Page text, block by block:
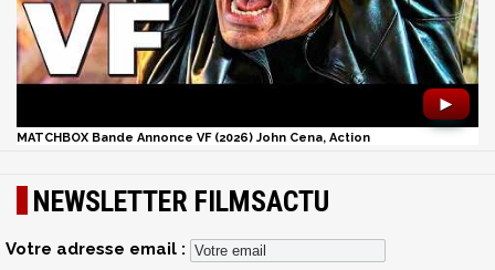
►
MATCHBOX Bande Annonce VF (2026) John Cena, Action
NEWSLETTER FILMSACTU
Votre adresse email :